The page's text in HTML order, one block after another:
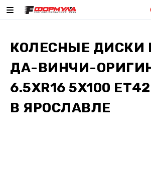
КОЛЕСНЫЕ ДИСКИ
ДА-ВИНЧИ-
6.5XR16 5X100
В ЯРОСЛАВЛЕ